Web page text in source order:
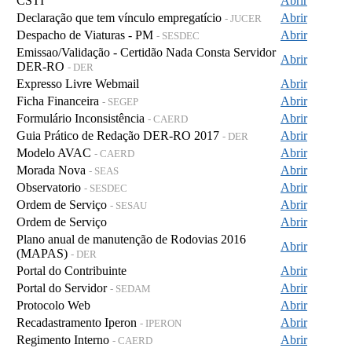
Declaração que tem vínculo empregatício - JUCER
Abrir
Despacho de Viaturas - PM - SESDEC
Abrir
Emissao/Validação - Certidão Nada Consta Servidor
DER-RO - DER
Abrir
Expresso Livre Webmail
Abrir
Ficha Financeira - SEGEP
Abrir
Formulário Inconsistência - CAERD
Abrir
Guia Prático de Redação DER-RO 2017 - DER
Abrir
Modelo AVAC - CAERD
Abrir
Morada Nova - SEAS
Abrir
Observatorio - SESDEC
Abrir
Ordem de Serviço - SESAU
Abrir
Ordem de Serviço
Abrir
Plano anual de manutenção de Rodovias 2016
(MAPAS) - DER
Abrir
Portal do Contribuinte
Abrir
Portal do Servidor - SEDAM
Abrir
Protocolo Web
Abrir
Recadastramento Iperon - IPERON
Abrir
Regimento Interno - CAERD
Abrir